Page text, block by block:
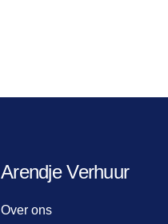
Arendje Verhuur
Over ons